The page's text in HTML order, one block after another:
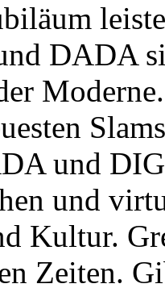
DADA
und
und
Kultur.
Zeiten.